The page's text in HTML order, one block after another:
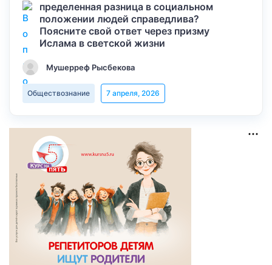
пределенная разница в социальном
положении людей справедлива?
Поясните свой ответ через призму
Ислама в светской жизни
Мушерреф Рысбекова
Обществознание 7 апреля, 2026